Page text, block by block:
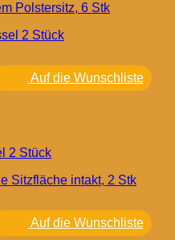
Polstersitz, 6 Stk
Auf die Wunschliste
2 Stück
Auf die Wunschliste